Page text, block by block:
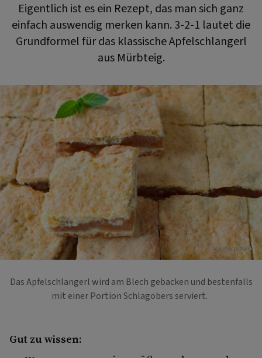
Eigentlich ist es ein Rezept, das man sich ganz
einfach auswendig merken kann. 3-2-1 lautet die
Grundformel für das klassische Apfelschlangerl
aus Mürbteig.
Foto: Adobe Stock
Das Apfelschlangerl wird am Blech gebacken und bestenfalls
mit einer Portion Schlagobers serviert.
Gut zu wissen: